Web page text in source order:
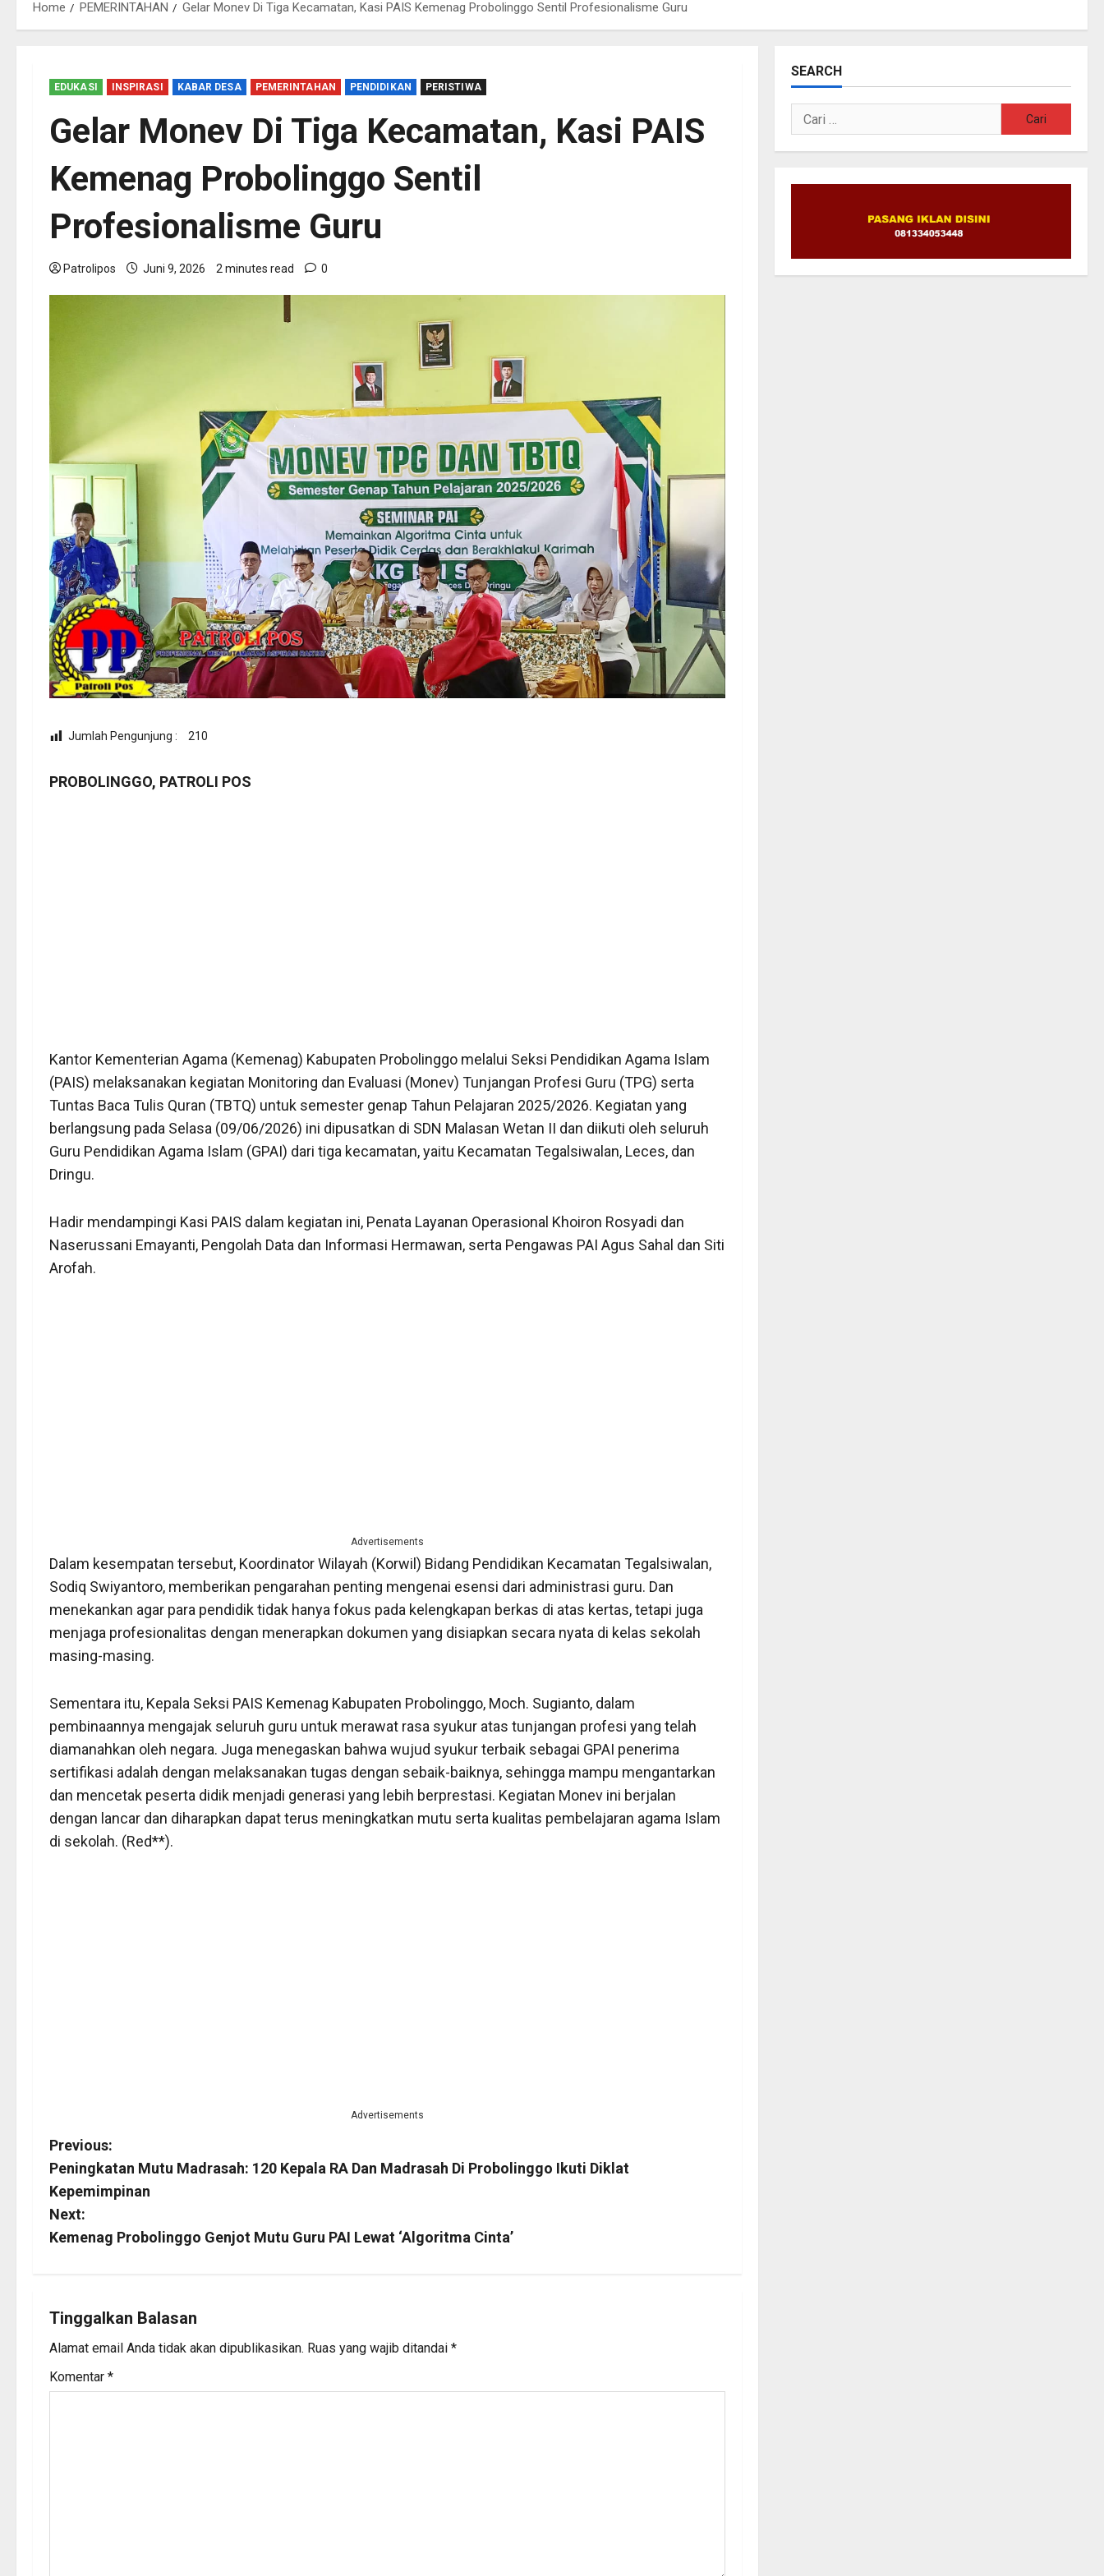
Home PEMERINTAHAN Gelar Monev Di Tiga Kecamatan, Kasi PAIS Kemenag Probolinggo Sentil Profesionalisme Guru
EDUKASI INSPIRASI KABAR DESA PEMERINTAHAN PENDIDIKAN PERISTIWA
Gelar Monev Di Tiga Kecamatan, Kasi PAIS
Kemenag Probolinggo Sentil
Profesionalisme Guru
Patrolipos Juni 9, 2026 2 minutes read 0
Jumlah Pengunjung : 210
PROBOLINGGO, PATROLI POS
Kantor Kementerian Agama (Kemenag) Kabupaten Probolinggo melalui Seksi Pendidikan Agama Islam
(PAIS) melaksanakan kegiatan Monitoring dan Evaluasi (Monev) Tunjangan Profesi Guru (TPG) serta
Tuntas Baca Tulis Quran (TBTQ) untuk semester genap Tahun Pelajaran 2025/2026. Kegiatan yang
berlangsung pada Selasa (09/06/2026) ini dipusatkan di SDN Malasan Wetan II dan diikuti oleh seluruh
Guru Pendidikan Agama Islam (GPAI) dari tiga kecamatan, yaitu Kecamatan Tegalsiwalan, Leces, dan
Dringu.
Hadir mendampingi Kasi PAIS dalam kegiatan ini, Penata Layanan Operasional Khoiron Rosyadi dan
Naserussani Emayanti, Pengolah Data dan Informasi Hermawan, serta Pengawas PAI Agus Sahal dan Siti
Arofah.
Advertisements
Dalam kesempatan tersebut, Koordinator Wilayah (Korwil) Bidang Pendidikan Kecamatan Tegalsiwalan,
Sodiq Swiyantoro, memberikan pengarahan penting mengenai esensi dari administrasi guru. Dan
menekankan agar para pendidik tidak hanya fokus pada kelengkapan berkas di atas kertas, tetapi juga
menjaga profesionalitas dengan menerapkan dokumen yang disiapkan secara nyata di kelas sekolah
masing-masing.
Sementara itu, Kepala Seksi PAIS Kemenag Kabupaten Probolinggo, Moch. Sugianto, dalam
pembinaannya mengajak seluruh guru untuk merawat rasa syukur atas tunjangan profesi yang telah
diamanahkan oleh negara. Juga menegaskan bahwa wujud syukur terbaik sebagai GPAI penerima
sertifikasi adalah dengan melaksanakan tugas dengan sebaik-baiknya, sehingga mampu mengantarkan
dan mencetak peserta didik menjadi generasi yang lebih berprestasi. Kegiatan Monev ini berjalan
dengan lancar dan diharapkan dapat terus meningkatkan mutu serta kualitas pembelajaran agama Islam
di sekolah. (Red**).
Advertisements
P
o
s
a
v
i
Previous:
Peningkatan Mutu Madrasah: 120 Kepala RA Dan Madrasah Di Probolinggo Ikuti Diklat
Kepemimpinan
Next:
Kemenag Probolinggo Genjot Mutu Guru PAI Lewat ‘Algoritma Cinta’
Tinggalkan Balasan
Alamat email Anda tidak akan dipublikasikan. Ruas yang wajib ditandai *
Komentar *
SEARCH
Cari
untuk: